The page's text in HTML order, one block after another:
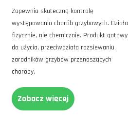
Zapewnia skuteczną kontrolę
występowania chorób grzybowych. Działa
fizycznie, nie chemicznie. Produkt gotowy
do użycia, przeciwdziała rozsiewaniu
zarodników grzybów przenoszących
choroby.
Zobacz więcej